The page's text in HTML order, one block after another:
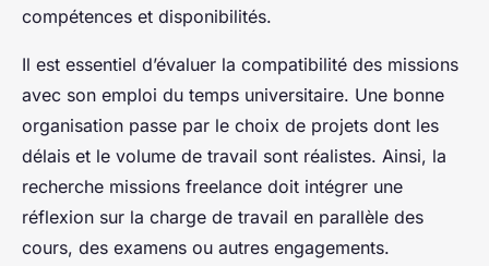
compétences et disponibilités.
Il est essentiel d’évaluer la compatibilité des missions
avec son emploi du temps universitaire. Une bonne
organisation passe par le choix de projets dont les
délais et le volume de travail sont réalistes. Ainsi, la
recherche missions freelance doit intégrer une
réflexion sur la charge de travail en parallèle des
cours, des examens ou autres engagements.